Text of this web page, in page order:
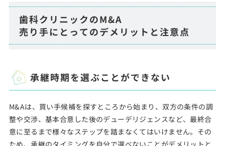
歯科クリニックのM&A
売り手にとってのデメリットと注意点
承継時期を選ぶことができない
M&Aは、買い手候補を探すところから始まり、双方の条件の調
整や交渉、基本合意した後のデューデリジェンスなど、最終合
意に至るまで様々なステップを踏まなくてはいけません。その
ため、承継のタイミングを自分で選べないことがデメリットと